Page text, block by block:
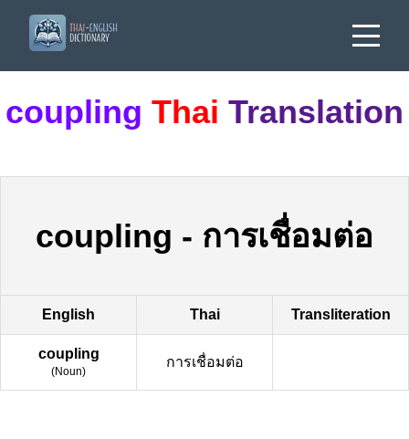
coupling Thai Translation
coupling - การเชื่อมต่อ
English Thai Transliteration
coupling
(Noun)
การเชื่อมต่อ